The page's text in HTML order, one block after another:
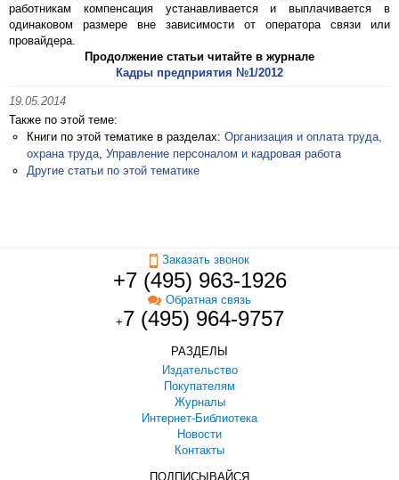
работникам компенсация устанавливается и выплачивается в
одинаковом размере вне зависимости от оператора связи или
провайдера.
Продолжение статьи читайте в журнале
Кадры предприятия №1/2012
19.05.2014
Также по этой теме:
Книги по этой тематике в разделах: Организация и оплата труда,
охрана труда Управление персоналом и кадровая работа
Другие статьи по этой тематике
Заказать звонок
+7 (495) 963-1926
Обратная связь
+7 (495) 964-9757
РАЗДЕЛЫ
Издательство
Покупателям
Журналы
Интернет-Библиотека
Новости
Контакты
ПОДПИСЫВАЙСЯ